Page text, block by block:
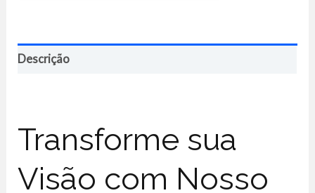
Descrição
Transforme sua
Visão com Nosso